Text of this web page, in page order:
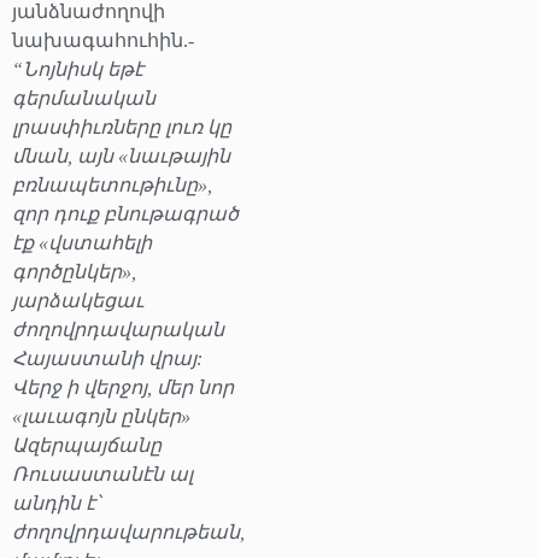
յանձնաժողովի
նախագահուհին.-
“Նոյնիսկ եթէ
գերմանական
լրասփիւռները լուռ կը
մնան, այն «նաւթային
բռնապետութիւնը»,
զոր դուք բնութագրած
էք «վստահելի
գործընկեր»,
յարձակեցաւ
ժողովրդավարական
Հայաստանի վրայ:
Վերջ ի վերջոյ, մեր նոր
«լաւագոյն ընկեր»
Ազերպայճանը
Ռուսաստանէն ալ
անդին է՝
ժողովրդավարութեան,